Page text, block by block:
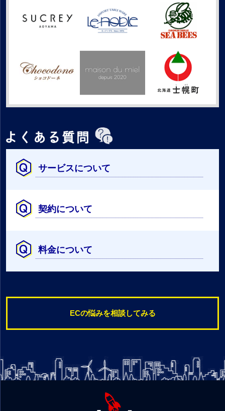
サービスについて
契約について
料金について
ECの悩みを相談してみる